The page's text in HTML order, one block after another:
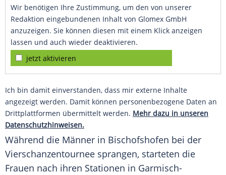
Wir benötigen Ihre Zustimmung, um den von unserer
Redaktion eingebundenen Inhalt von Glomex GmbH
anzuzeigen. Sie können diesen mit einem Klick anzeigen
lassen und auch wieder deaktivieren.
jetzt aktivieren
Ich bin damit einverstanden, dass mir externe Inhalte
angezeigt werden. Damit können personenbezogene Daten an
Drittplattformen übermittelt werden. Mehr dazu in unseren
Datenschutzhinweisen.
Während die Männer in Bischofshofen bei der
Vierschanzentournee sprangen, starteten die
Frauen nach ihren Stationen in Garmisch-